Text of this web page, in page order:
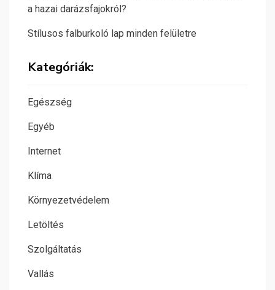
a hazai darázsfajokról?
Stílusos falburkoló lap minden felületre
Kategóriák:
Egészség
Egyéb
Internet
Klíma
Környezetvédelem
Letöltés
Szolgáltatás
Vallás